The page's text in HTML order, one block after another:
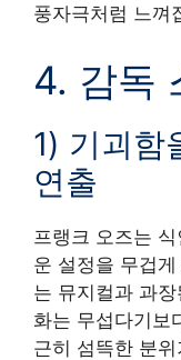
풍자극처럼 느껴
4. 감독
1) 기괴함
연출
프랭크 오즈는
운 설정을 무겁
는 뮤지컬과 과
화는 무섭다기보
근히 섬뜩한 분